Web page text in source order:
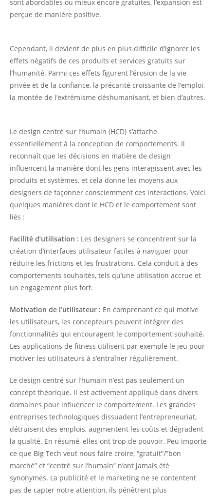
sont abordables ou mieux encore gratuites, l’expansion est
perçue de manière positive.
Cependant, il devient de plus en plus difficile d’ignorer les
effets négatifs de ces produits et services gratuits sur
l’humanité. Parmi ces effets figurent l’érosion de la vie
privée et de la confiance, la précarité croissante de l’emploi,
la montée de l’extrémisme déshumanisant, et bien d’autres.
Le design centré sur l’humain (HCD) s’attache
essentiellement à la conception de comportements. Il
reconnaît que les décisions en matière de design
influencent la manière dont les gens interagissent avec les
produits et systèmes, et cela donne les moyens aux
designers de façonner consciemment ces interactions. Voici
quelques manières dont le HCD et le comportement sont
liés :
Facilité d’utilisation : Les designers se concentrent sur la
création d’interfaces utilisateur faciles à naviguer pour
réduire les frictions et les frustrations. Cela conduit à des
comportements souhaités, tels qu’une utilisation accrue et
un engagement plus fort.
Motivation de l’utilisateur : En comprenant ce qui motive
les utilisateurs, les concepteurs peuvent intégrer des
fonctionnalités qui encouragent le comportement souhaité.
Les applications de fitness utilisent par exemple le jeu pour
motiver les utilisateurs à s’entraîner régulièrement.
Le design centré sur l’humain n’est pas seulement un
concept théorique. Il est activement appliqué dans divers
domaines pour influencer le comportement. Les grandes
entreprises technologiques dissuadent l’entrepreneuriat,
détruisent des emplois, augmentent les coûts et dégradent
la qualité. En résumé, elles ont trop de pouvoir. Peu importe
ce que Big Tech veut nous faire croire, “gratuit”/”bon
marché” et “centré sur l’humain” n’ont jamais été
synonymes. La publicité et le marketing ne se contentent
pas de capter notre attention, ils pénètrent plus